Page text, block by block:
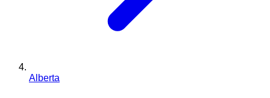
Alberta